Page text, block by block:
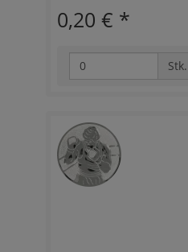
0,20 € *
Stk.